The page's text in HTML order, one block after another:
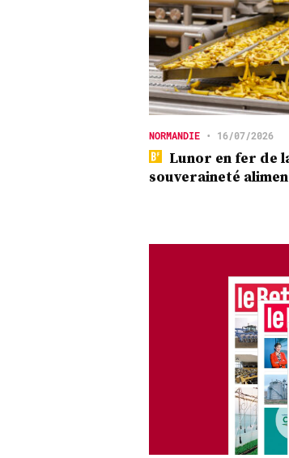
NORMANDIE • 16/07/2026
Lunor en fer de
souveraineté